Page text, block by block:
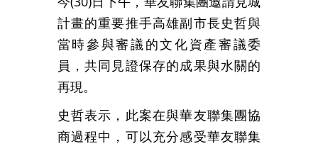
計畫的重要推手高雄副市長史哲與
當時參與審議的文化資產審議委
員，共同見證保存的成果與水關的
再現。
史哲表示，此案在與華友聯集團協
商過程中，可以充分感受華友聯集